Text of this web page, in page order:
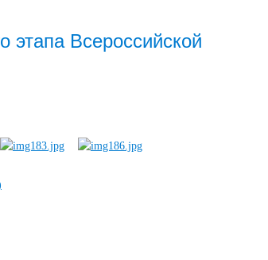
этапа Всероссийской